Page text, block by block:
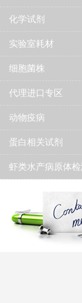
化学试剂
实验室耗材
细胞菌株
代理进口专区
动物疫病
蛋白相关试剂
虾类水产病原体检